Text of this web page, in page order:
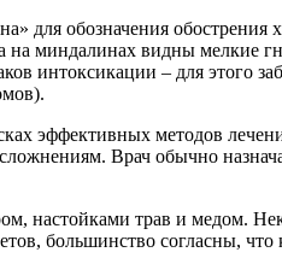
обозначения обострения
миндалинах видны мелкие
интоксикации – для этого
эффективных методов
Врач обычно
настойками трав и медом.
большинство согласны,